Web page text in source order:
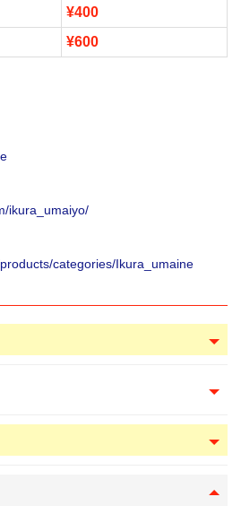
¥400
¥600
ikura_umaiyo/
categories/Ikura_umaine